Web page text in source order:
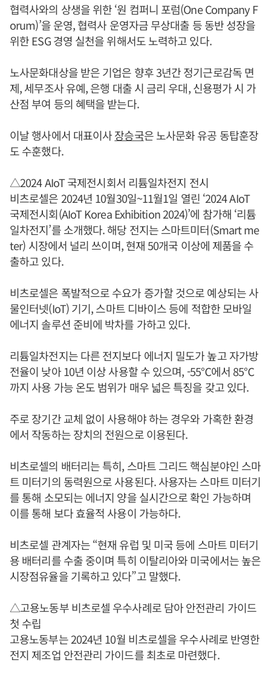
협력사와의 상생을 위한 ‘원 컴퍼니 포럼(One Company F
orum)’을 운영, 협력사 운영자금 무상대출 등 동반 성장을
위한 ESG 경영 실천을 위해서도 노력하고 있다.
노사문화대상을 받은 기업은 향후 3년간 정기근로감독 면
제, 세무조사 유예, 은행 대출 시 금리 우대, 신용평가 시 가
산점 부여 등의 혜택을 받는다.
이날 행사에서 대표이사장승국은 노사문화 유공 동탑훈장
도 수훈했다.
△2024 AIoT 국제전시회서 리튬일차전지 전시
비츠로셀은 2024년 10월30일~11월1일 열린 ‘2024 AIoT
국제전시회(AIoT Korea Exhibition 2024)’에 참가해 ‘리튬
일차전지’를 소개했다. 해당 전지는 스마트미터(Smart me
ter) 시장에서 널리 쓰이며, 현재 50개국 이상에 제품을 수
출하고 있다.
비츠로셀은 폭발적으로 수요가 증가할 것으로 예상되는 사
물인터넷(IoT) 기기, 스마트 디바이스 등에 적합한 모바일
에너지 솔루션 준비에 박차를 가하고 있다.
리튬일차전지는 다른 전지보다 에너지 밀도가 높고 자가방
전율이 낮아 10년 이상 사용할 수 있으며, -55℃에서 85℃
까지 사용 가능 온도 범위가 매우 넓은 특징을 갖고 있다.
주로 장기간 교체 없이 사용해야 하는 경우와 가혹한 환경
에서 작동하는 장치의 전원으로 이용된다.
비츠로셀의 배터리는 특히, 스마트 그리드 핵심분야인 스마
트 미터기의 동력원으로 사용된다. 사용자는 스마트 미터기
를 통해 소모되는 에너지 양을 실시간으로 확인 가능하며
이를 통해 보다 효율적 사용이 가능하다.
비츠로셀 관계자는 “현재 유럽 및 미국 등에 스마트 미터기
용 배터리를 수출 중이며 특히 이탈리아와 미국에서는 높은
시장점유율을 기록하고 있다”고 말했다.
△고용노동부 비츠로셀 우수사례로 담아 안전관리 가이드
첫 수립
고용노동부는 2024년 10월 비츠로셀을 우수사례로 반영한
전지 제조업 안전관리 가이드를 최초로 마련했다.